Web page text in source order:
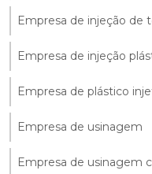
Empresa de injeção de
Empresa de injeção
Empresa de plástico
Empresa de usinagem
Empresa de usinagem